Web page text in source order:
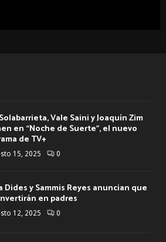
Vale Saini y Joaquín Zim
en “Noche de Suerte”, el nuevo
de TV+
15, 2025 0
Dides y Sammis Reyes anuncian que
en padres
12, 2025 0